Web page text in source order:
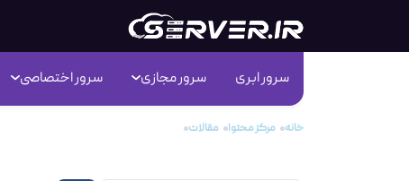
سرور ابری سرور مجازی سرور اختصاصی
خانه مرکز محتوا مقالات